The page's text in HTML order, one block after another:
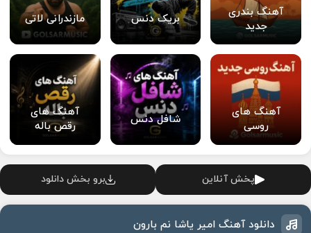
آهنگ بندری
جدید
بریک دنس مازندرانی لاتی
آهنگ های
روسی
شافل دنس
آهنگ های
رقص باله
پخش آنلاین برو بخش دانلود
دانلود آهنگ امیر یاشا نم بارون